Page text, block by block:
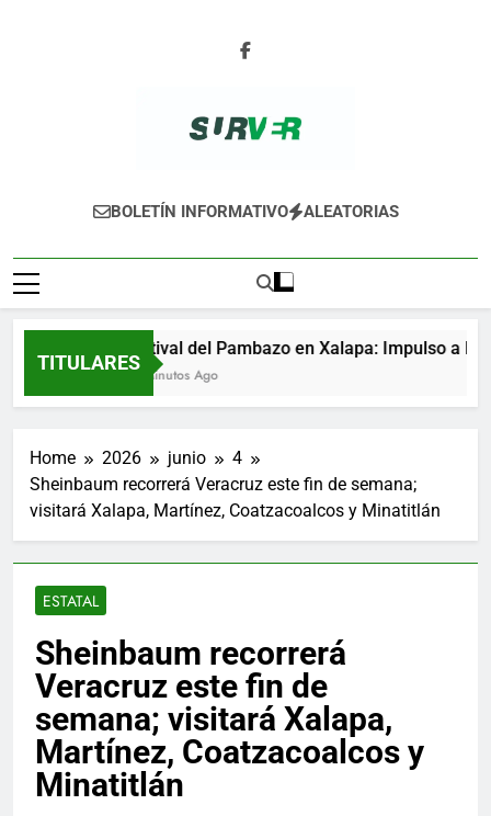
SURVER
BOLETÍN INFORMATIVO ALEATORIAS
TITULARES
Festival del Pambazo en Xalapa: Impulso a la
44 Minutos Ago
Home 2026 junio
4
Sheinbaum recorrerá Veracruz este fin de semana;
visitará Xalapa, Martínez, Coatzacoalcos y Minatitlán
ESTATAL
Sheinbaum recorrerá
Veracruz este fin de
semana; visitará Xalapa,
Martínez, Coatzacoalcos y
Minatitlán